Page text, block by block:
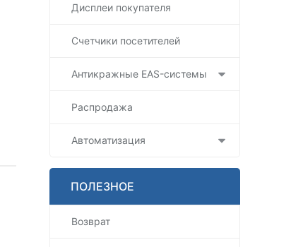
Дисплеи покупателя
Счетчики посетителей
Антикражные EAS-системы
Распродажа
Автоматизация
ПОЛЕЗНОЕ
Возврат